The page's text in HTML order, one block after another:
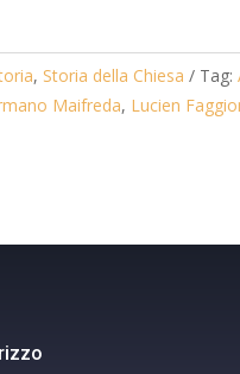
, Storia della Chiesa Tag:
Maifreda, Lucien